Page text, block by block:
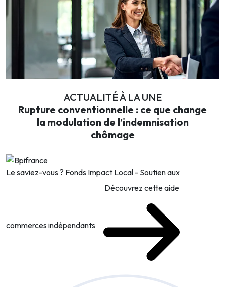
ACTUALITÉ À LA UNE
Rupture conventionnelle : ce que change
la modulation de l’indemnisation
chômage
Le saviez-vous ? Fonds Impact Local - Soutien aux
commerces indépendants
Découvrez cette aide